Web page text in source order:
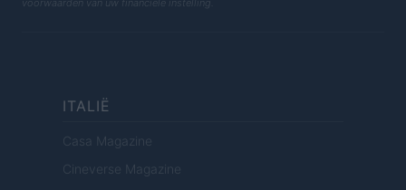
ITALIË
Casa Magazine
Cineverse Magazine